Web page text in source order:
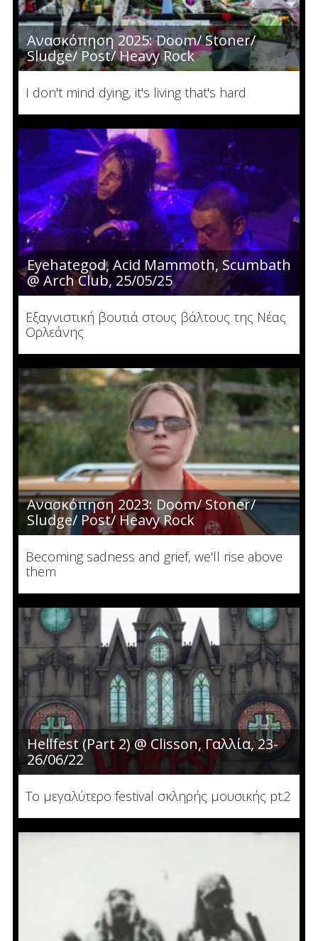
Ανασκόπηση 2025: Doom/ Stoner/
Sludge/ Post/ Heavy Rock
I don't mind dying, it's living that's hard
Eyehategod, Acid Mammoth, Scumbath
@ Arch Club, 25/05/25
Εξαγνιστική βουτιά στους βάλτους της Νέας
Ορλεάνης
Ανασκόπηση 2023: Doom/ Stoner/
Sludge/ Post/ Heavy Rock
Becoming sadness and grief, we'll rise above
them
Hellfest (Part 2) @ Clisson, Γαλλία, 23-
26/06/22
Το μεγαλύτερο festival σκληρής μουσικής pt.2